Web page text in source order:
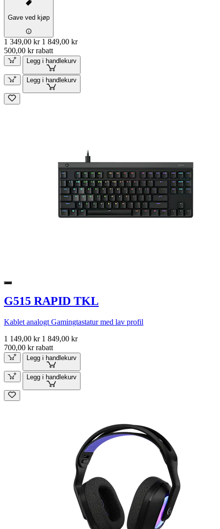
Gave ved kjøp
1 349,00 kr 1 849,00 kr
500,00 kr rabatt
Legg i handlekurv
Legg i handlekurv
G515 RAPID TKL
Kablet analogt Gamingtastatur med lav profil
1 149,00 kr 1 849,00 kr
700,00 kr rabatt
Legg i handlekurv
Legg i handlekurv